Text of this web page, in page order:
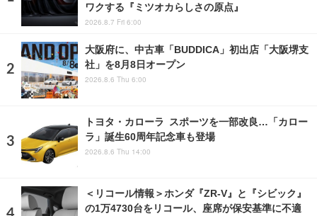
ワクする『ミツオカらしさの原点』
2026.8.7 Fri 6:00
大阪府に、中古車「BUDDICA」初出店「大阪堺支
社」を8月8日オープン
2026.8.6 Thu 6:00
トヨタ・カローラ スポーツを一部改良…「カロー
ラ」誕生60周年記念車も登場
2026.8.6 Thu 14:00
＜リコール情報＞ホンダ『ZR-V』と『シビック』
の1万4730台をリコール、座席が保安基準に不適